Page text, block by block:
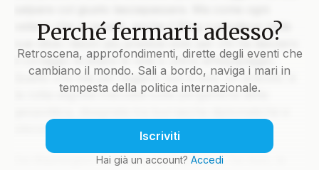
veliero che si rispetti, anche il Blog custodisce nelle
sue stive i tesori più preziosi solo per chi ha davvero
il coraggio di issare le vele e unirsi all’equipaggio.
Quello che stai per leggere non è solo un articolo: è
la rotta segreta tracciata sulla pergamena della
silenzi che parlano più di mille colpi di cannone.
Da Washington a Mosca, da Pechino a Tel Aviv, le
Perché fermarti adesso?
Retroscena, approfondimenti, dirette degli eventi che
cambiano il mondo. Sali a bordo, naviga i mari in
tempesta della politica internazionale.
Iscriviti
Hai già un account? Accedi